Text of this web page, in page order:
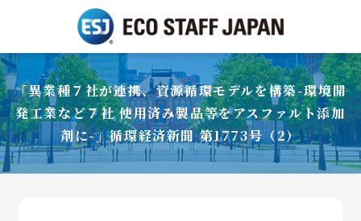
「異業種７社が連携、資源循環モデルを構築-環境開
発工業など７社 使用済み製品等をアスファルト添加
剤に-」循環経済新聞 第1773号（2）